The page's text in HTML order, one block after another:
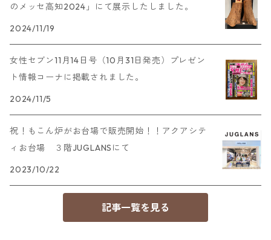
のメッセ高知2024」にて展示したしました。
2024/11/19
女性セブン11月14日号（10月31日発売）プレゼン
ト情報コーナに掲載されました。
2024/11/5
祝！もこん炉がお台場で販売開始！！アクアシテ
ィお台場 ３階JUGLANSにて
2023/10/22
記事一覧を見る